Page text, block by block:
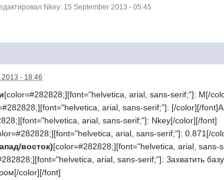
Nkey: 15 September 2013 - 05:45
- 18:46
[color=#282828;][font="helvetica, arial, sans-serif;"]: M[/
arial, sans-serif;"]: [/color][/
arial, sans-serif;"]: Nkey[/color][/font]
arial, sans-serif;"]: 0.871[/
восток)[color=#282828;][font="helvetica, arial, sans-
arial, sans-serif;"]: Захватить
color][/font]